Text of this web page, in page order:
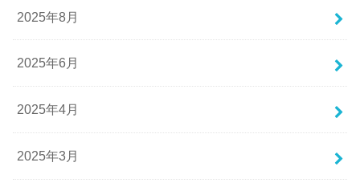
2025年8月
2025年6月
2025年4月
2025年3月